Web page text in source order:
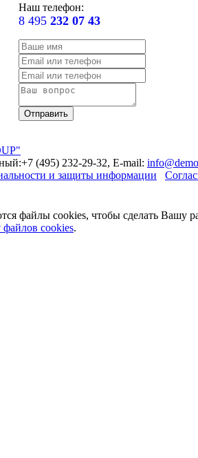
Наш телефон:
8 495 232 07 43
(495) 232-29-32, E-mail:
и защиты информации
файлы cookies, чтобы сделать Вашу
файлов cookies.